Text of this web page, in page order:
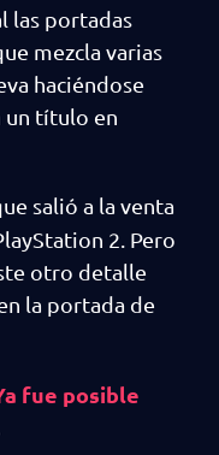
las portadas
mezcla varias
haciéndose
un título en
salió a la venta
2. Pero
otro detalle
la portada de
fue posible